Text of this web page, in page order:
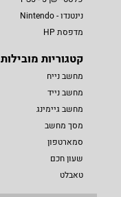
נינטנדו - Nintendo
מדפסת HP
קטגוריות מובילות
מחשב נייח
מחשב נייד
מחשב גיימינג
מסך מחשב
סמארטפון
שעון חכם
טאבלט